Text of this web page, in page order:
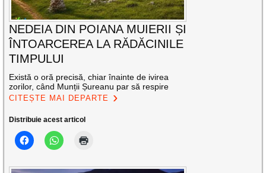
NEDEIA DIN POIANA MUIERII ȘI
ÎNTOARCEREA LA RĂDĂCINILE
TIMPULUI
Există o oră precisă, chiar înainte de ivirea
zorilor, când Munții Șureanu par să respire
CITEȘTE MAI DEPARTE
Distribuie acest articol